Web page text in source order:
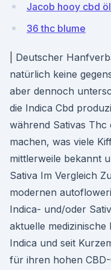
Jacob hooy cbd
36 thc blume
| Deutscher
natürlich keine
aber dennoch
die Indica Cbd
während Sativas
machen, was viele
mittlerweile bekannt
Sativa Im Vergleich
modernen
Indica- und/oder
aktuelle
Indica und seit
für ihren hohen